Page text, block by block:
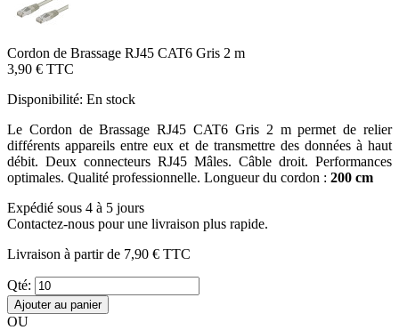
Cordon de Brassage RJ45 CAT6 Gris 2 m
3,90 € TTC
Disponibilité: En stock
Le Cordon de Brassage RJ45 CAT6 Gris 2 m permet de relier
différents appareils entre eux et de transmettre des données à haut
débit. Deux connecteurs RJ45 Mâles. Câble droit. Performances
optimales. Qualité professionnelle. Longueur du cordon : 200 cm
Expédié sous 4 à 5 jours
Contactez-nous pour une livraison plus rapide.
Livraison à partir de 7,90 € TTC
Qté:
Ajouter au panier
OU